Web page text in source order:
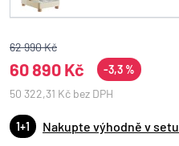
62 990 Kč
60 890 Kč -3,3 %
1+1 Nakupte výhodně v setu
50 322,31 Kč bez DPH